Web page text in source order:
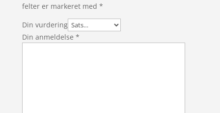
felter er markeret med *
Din vurdering
Din anmeldelse *